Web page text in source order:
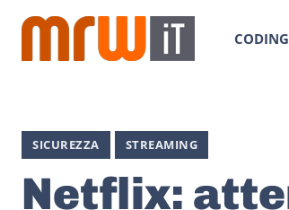
CODING
SICUREZZA STREAMING
Netflix: